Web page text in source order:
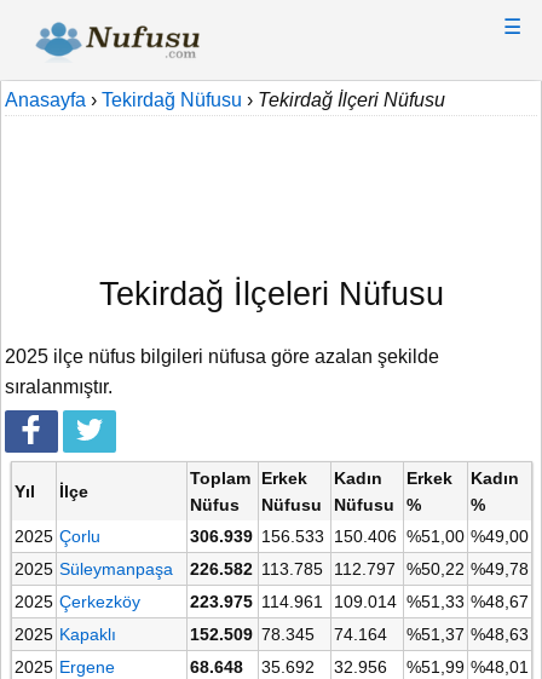
☰
Anasayfa › Tekirdağ Nüfusu › Tekirdağ İlçeri Nüfusu
Tekirdağ İlçeleri Nüfusu
2025 ilçe nüfus bilgileri nüfusa göre azalan şekilde
sıralanmıştır.
Yıl İlçe
Toplam
Nüfus
Erkek
Nüfusu
Kadın
Nüfusu
Erkek
%
Kadın
%
2025 Çorlu 306.939 156.533 150.406 %51,00 %49,00
2025 Süleymanpaşa 226.582 113.785 112.797 %50,22 %49,78
2025 Çerkezköy 223.975 114.961 109.014 %51,33 %48,67
2025 Kapaklı 152.509 78.345 74.164 %51,37 %48,63
2025 Ergene 68.648 35.692 32.956 %51,99 %48,01